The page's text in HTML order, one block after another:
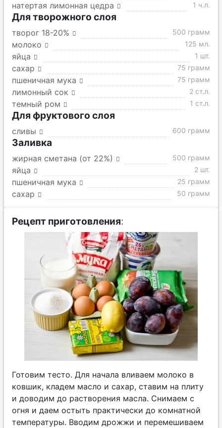
натертая лимонная цедра 1 ч.л.
Для творожного слоя
творог 18-20% 500 грамм
молоко 125 мл.
яйца 1 шт.
сахар 75 грамм
пшеничная мука 75 грамм
лимонный сок 2 ст.л.
темный ром 1 ст.л.
Для фруктового слоя
сливы 600 грамм
Заливка
жирная сметана (от 22%) 500 грамм
яйца 2 шт.
пшеничная мука 25 грамм
сахар 50 грамм
Рецепт приготовления:
Готовим тесто. Для начала вливаем молоко в
ковшик, кладем масло и сахар, ставим на плиту
и доводим до растворения масла. Снимаем с
огня и даем остыть практически до комнатной
температуры. Вводим дрожжи и перемешиваем